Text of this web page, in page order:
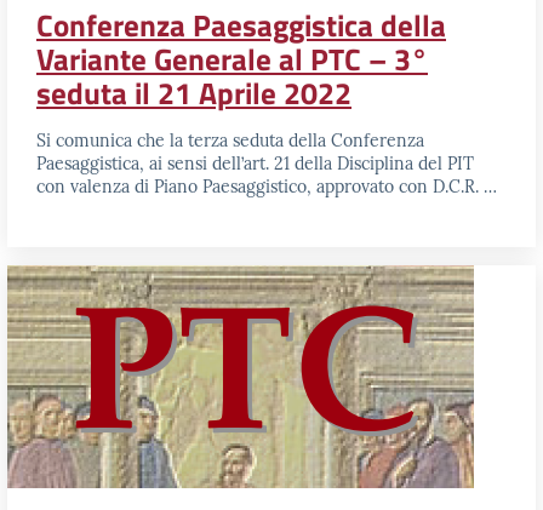
Conferenza Paesaggistica della
Variante Generale al PTC – 3°
seduta il 21 Aprile 2022
Si comunica che la terza seduta della Conferenza
Paesaggistica, ai sensi dell’art. 21 della Disciplina del PIT
con valenza di Piano Paesaggistico, approvato con D.C.R. …